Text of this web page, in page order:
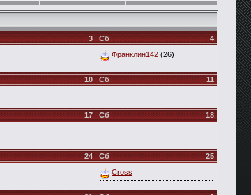
3 4
Сб
Франклин142 (26)
10 11
Сб
17 18
Сб
24 25
Сб
Cross